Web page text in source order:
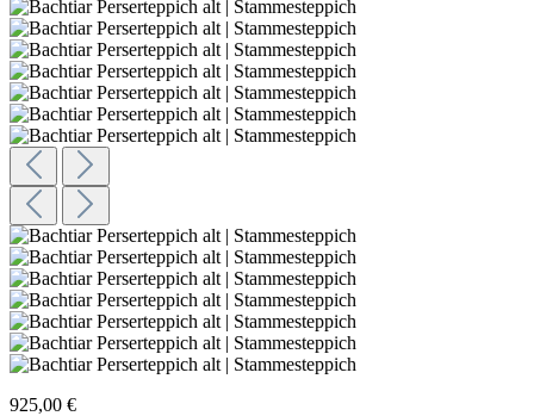
925,00 €